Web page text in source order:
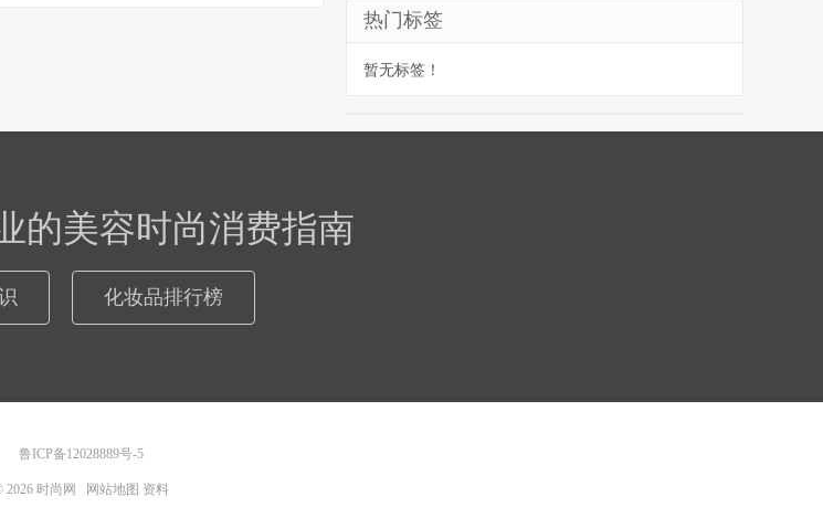
热门标签
暂无标签！
的美容时尚消费指南
化妆品排行榜
鲁ICP备12028889号-5
2026 时尚网 网站地图 资料